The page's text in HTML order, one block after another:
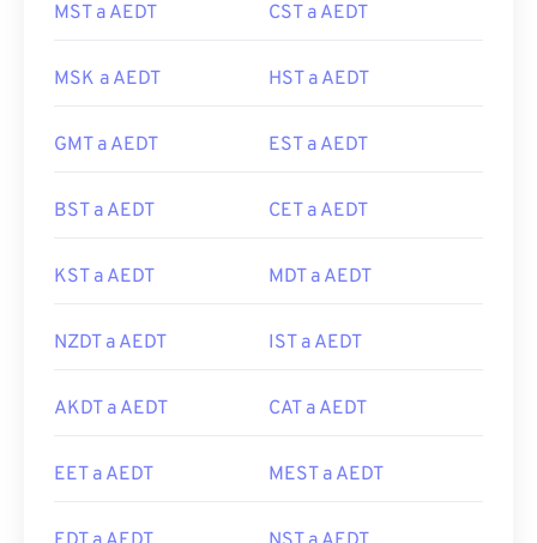
MST a AEDT CST a AEDT
MSK a AEDT HST a AEDT
GMT a AEDT EST a AEDT
BST a AEDT CET a AEDT
KST a AEDT MDT a AEDT
NZDT a AEDT IST a AEDT
AKDT a AEDT CAT a AEDT
EET a AEDT MEST a AEDT